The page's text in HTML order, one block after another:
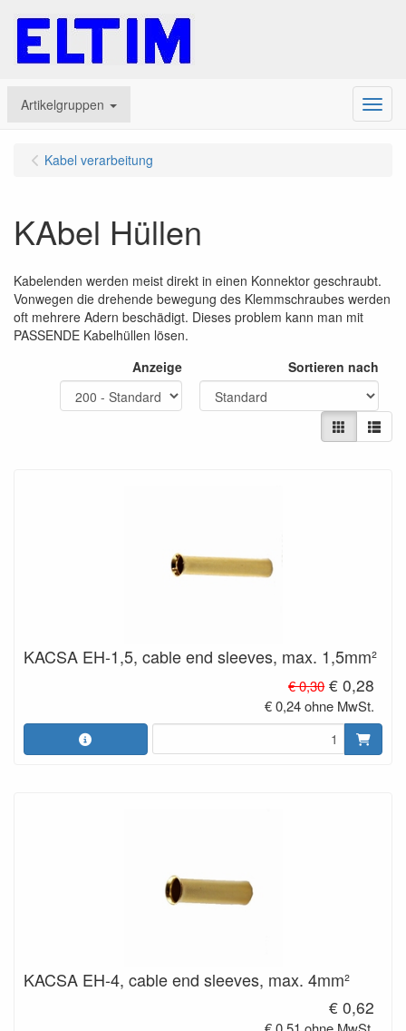
Artikelgruppen Menu
Kabel verarbeitung
KAbel Hüllen
Kabelenden werden meist direkt in einen Konnektor geschraubt.
Vonwegen die drehende bewegung des Klemmschraubes werden
oft mehrere Adern beschädigt. Dieses problem kann man mit
PASSENDE Kabelhüllen lösen.
Anzeige
Sortieren nach
KACSA EH-1,5, cable end sleeves, max. 1,5mm²
€ 0,30 € 0,28
€ 0,24 ohne MwSt.
KACSA EH-4, cable end sleeves, max. 4mm²
€ 0,62